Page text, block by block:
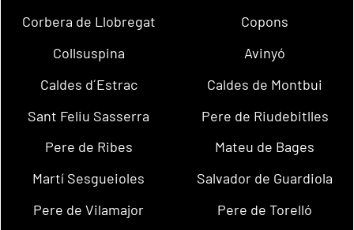
Corbera de Llobregat
Copons
Collsuspina
Avinyó
Caldes d´Estrac
Caldes de Montbui
Sant Feliu Sasserra
Pere de Riudebitlles
Pere de Ribes
Mateu de Bages
Martí Sesgueioles
Salvador de Guardiola
Pere de Vilamajor
Pere de Torelló